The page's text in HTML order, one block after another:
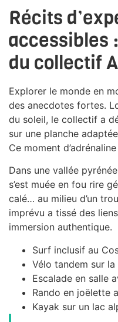
Récits
accessibles
du collectif
Explorer le monde en
des anecdotes fortes.
du soleil, le collectif a
sur une planche
Ce moment
Dans une vallée
s’est muée en fou rire
calé… au milieu d’un
imprévu a tissé des
immersion authentique.
Surf inclusif au
Vélo tandem sur
Escalade en salle
Rando en joëlette
Kayak sur un lac